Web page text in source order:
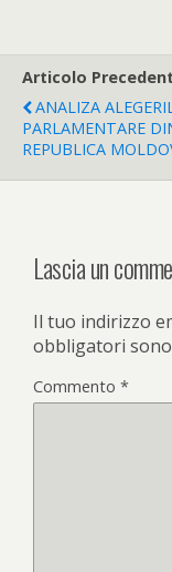
b
o
o
k
er l
Articolo
ANALIZA
PARLAMENTARE
REPUBLICA
Lascia un
Il tuo indirizzo
obbligatori
Commento *